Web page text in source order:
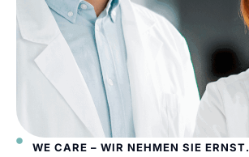
WE CARE – WIR NEHMEN SIE ERNST.